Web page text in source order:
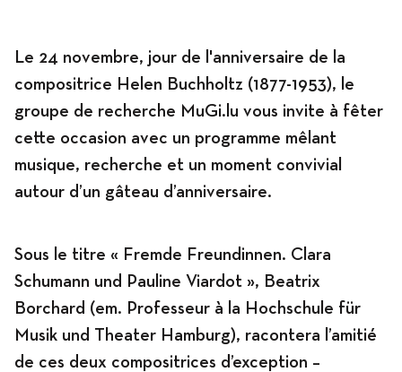
Programme
News
Agenda
Expositions
Le 24 novembre, jour de l'anniversaire de la
compositrice Helen Buchholtz (1877-1953), le
groupe de recherche MuGi.lu vous invite à fêter
cette occasion avec un programme mêlant
musique, recherche et un moment convivial
autour d’un gâteau d’anniversaire.
Sous le titre « Fremde Freundinnen. Clara
Schumann und Pauline Viardot », Beatrix
Borchard (em. Professeur à la Hochschule für
Musik und Theater Hamburg), racontera l’amitié
de ces deux compositrices d’exception –